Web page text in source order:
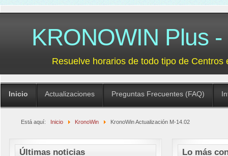
KRONOWIN Plus
Resuelve horarios de todo tipo de Centros
Inicio Actualizaciones Preguntas Frecuentes (FAQ)
Está aquí: Inicio KronoWin KronoWin Actualización M-14.02
Últimas noticias Lo más